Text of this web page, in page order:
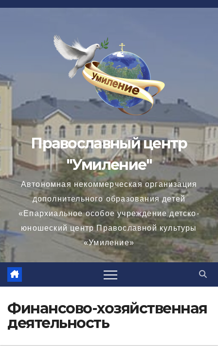
Перейти
Православный центр
"Умиление"
Автономная некоммерческая организация
дополнительного образования детей
«Епархиальное особое учреждение детско-
юношеский центр Православной культуры
«Умиление»
Финансово-хозяйственная
деятельность